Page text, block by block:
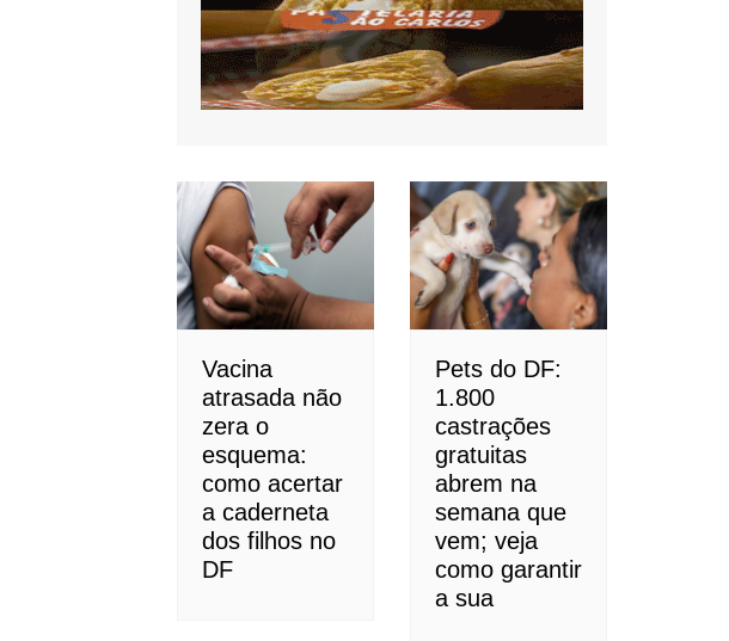
Vacina
atrasada não
zera o
esquema:
como acertar
a caderneta
dos filhos no
DF
Pets do DF:
1.800
castrações
gratuitas
abrem na
semana que
vem; veja
como garantir
a sua